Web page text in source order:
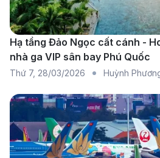
các chuyến bay nối chuyến
vé cạnh tranh, dễ tìm trên
Phù hợp với hành khách ưu
và dịch vụ.
Bangkok, Thai Airways
Việt Nam sang Úc với thời
cách phục vụ truyền thống
Hạ tầng Đảo Ngọc cất cánh -
nhà ga VIP sân bay Phú Quốc
Thứ 7, 28/03/2026 Huỳnh